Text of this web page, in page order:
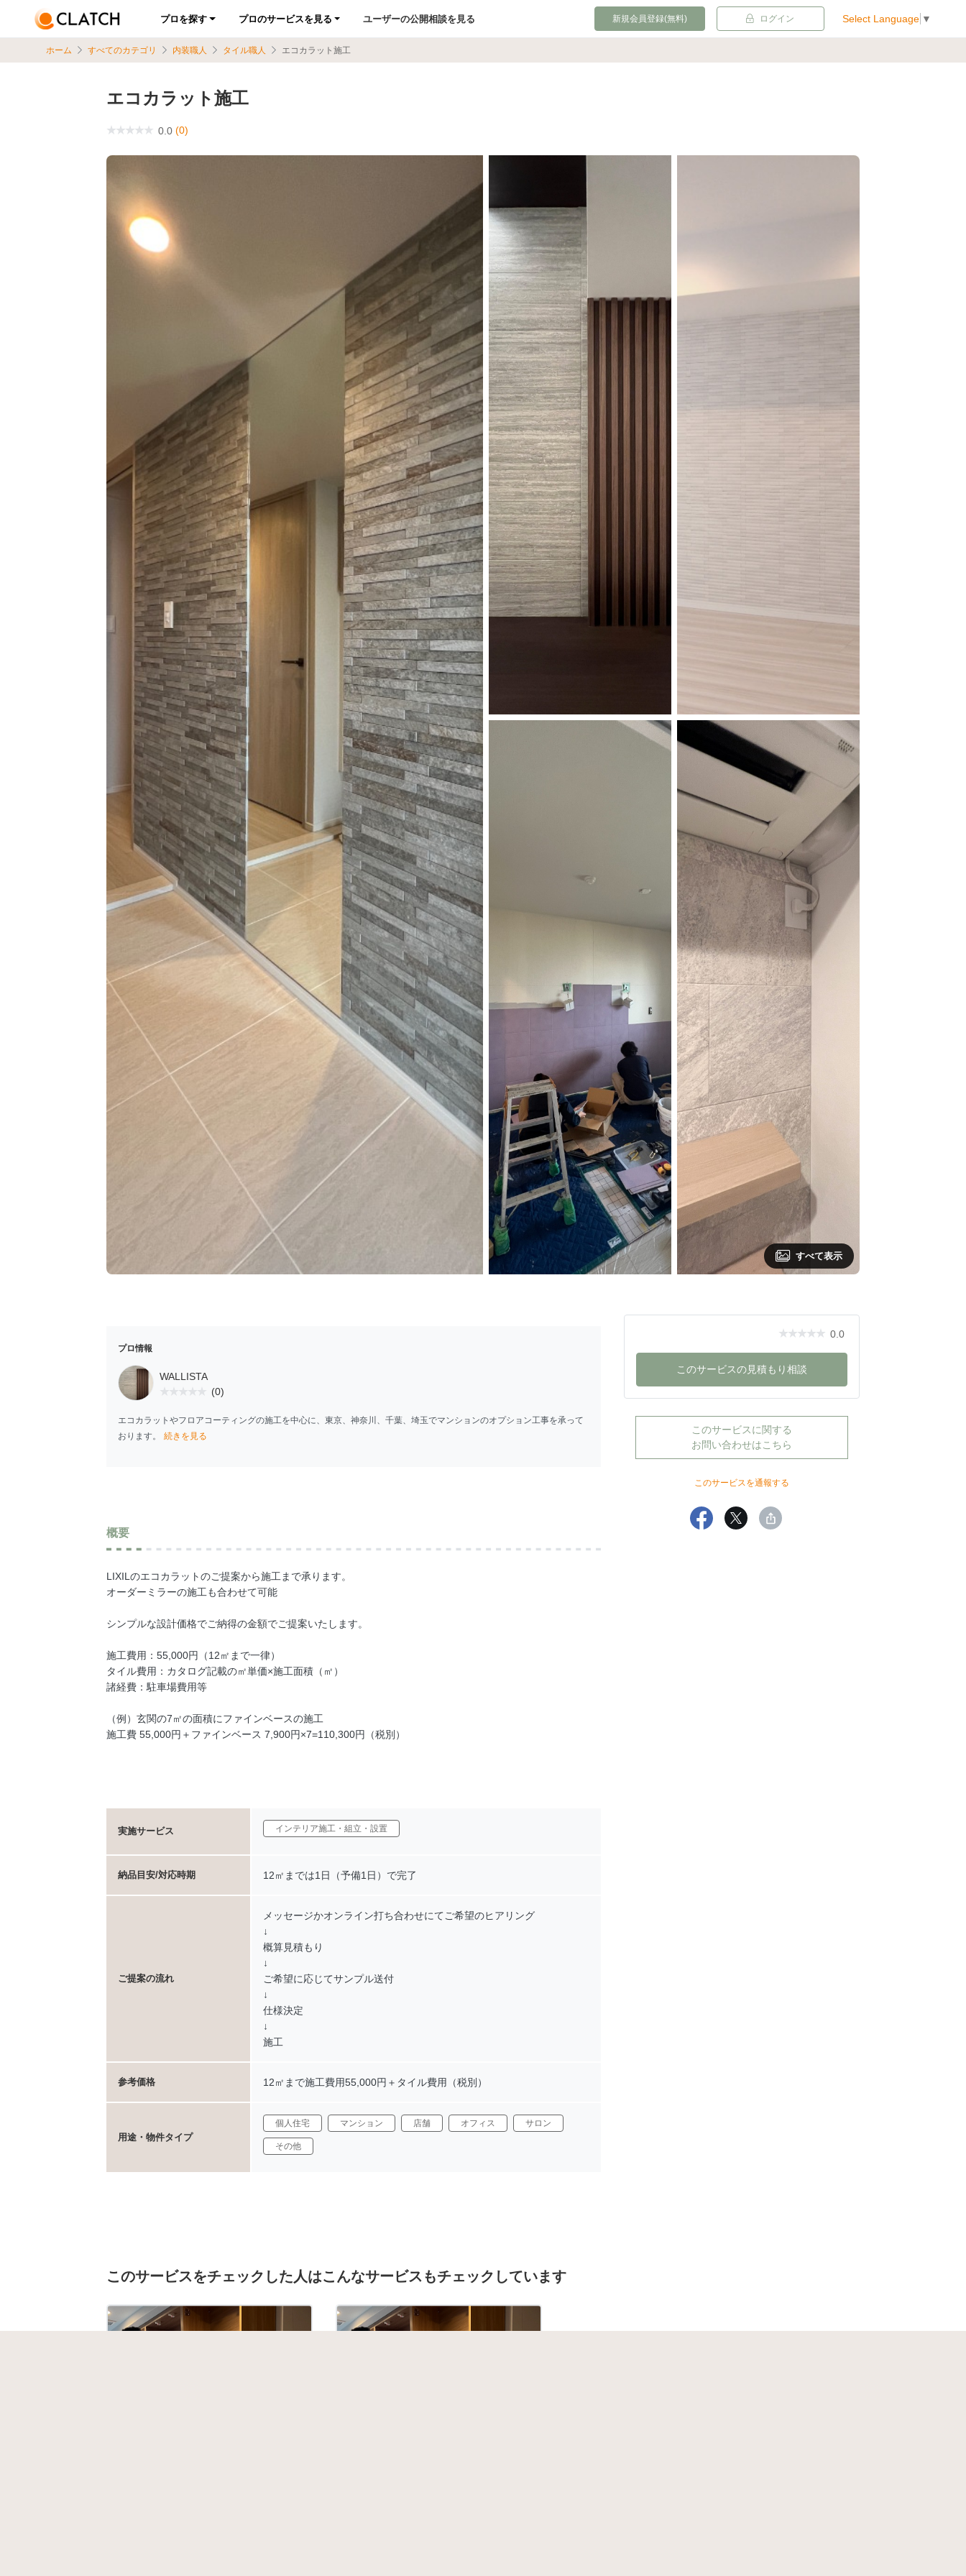
プロを探す プロのサービスを見る ユーザーの公開相談を見る 新規会員登録(無料) ログイン Select Language ▼
ホーム すべてのカテゴリ 内装職人 タイル職人 エコカラット施工
エコカラット施工
0.0 (0)
すべて表示
プロ情報
WALLISTA
(0)
エコカラットやフロアコーティングの施工を中心に、東京、神奈川、千葉、埼玉でマンションのオプション工事を承って
おります。
続きを見る
概要
LIXILのエコカラットのご提案から施工まで承ります。
オーダーミラーの施工も合わせて可能
シンプルな設計価格でご納得の金額でご提案いたします。
施工費用：55,000円（12㎡まで一律）
タイル費用：カタログ記載の㎡単価×施工面積（㎡）
諸経費：駐車場費用等
（例）玄関の7㎡の面積にファインベースの施工
施工費 55,000円＋ファインベース 7,900円×7=110,300円（税別）
実施サービス インテリア施工・組立・設置
納品目安/対応時期 12㎡までは1日（予備1日）で完了
ご提案の流れ
メッセージかオンライン打ち合わせにてご希望のヒアリング
↓
概算見積もり
↓
ご希望に応じてサンプル送付
↓
仕様決定
↓
施工
参考価格 12㎡まで施工費用55,000円＋タイル費用（税別）
用途・物件タイプ
個人住宅 マンション 店舗 オフィス サロン
その他
0.0
このサービスの見積もり相談
このサービスに関する
お問い合わせはこちら
このサービスを通報する
このサービスをチェックした人はこんなサービスもチェックしています